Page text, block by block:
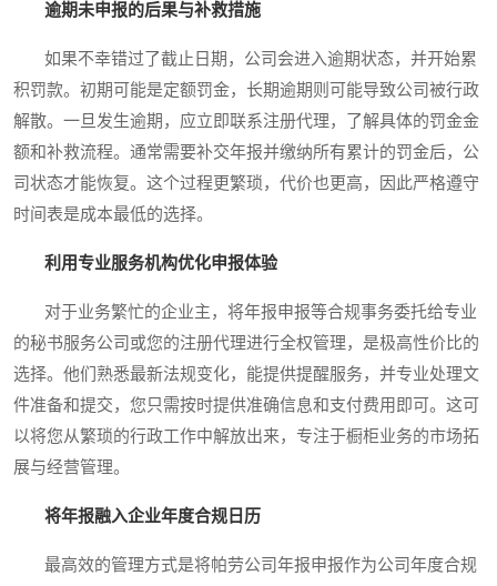
逾期未申报的后果与补救措施
如果不幸错过了截止日期，公司会进入逾期状态，并开始累
积罚款。初期可能是定额罚金，长期逾期则可能导致公司被行政
解散。一旦发生逾期，应立即联系注册代理，了解具体的罚金金
额和补救流程。通常需要补交年报并缴纳所有累计的罚金后，公
司状态才能恢复。这个过程更繁琐，代价也更高，因此严格遵守
时间表是成本最低的选择。
利用专业服务机构优化申报体验
对于业务繁忙的企业主，将年报申报等合规事务委托给专业
的秘书服务公司或您的注册代理进行全权管理，是极高性价比的
选择。他们熟悉最新法规变化，能提供提醒服务，并专业处理文
件准备和提交，您只需按时提供准确信息和支付费用即可。这可
以将您从繁琐的行政工作中解放出来，专注于橱柜业务的市场拓
展与经营管理。
将年报融入企业年度合规日历
最高效的管理方式是将帕劳公司年报申报作为公司年度合规